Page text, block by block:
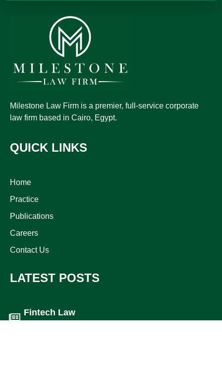
Milestone Law Firm is a premier, full-service corporate
law firm based in Cairo, Egypt.
QUICK LINKS
Home
Practice
Publications
Careers
Contact Us
LATEST POSTS
Fintech Law